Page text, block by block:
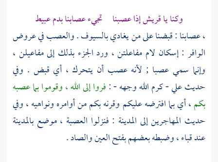
وكنا ياقريشإذا عصبنا تجيء عصابنا بدم عبيط
، عصابنا : قبضنا على من يغادي بالسيوف . والعصب في عروض
الوافر : إسكان لام مفاعلتن ، ورد الجزء بذلك إلى مفاعيلن ،
وإنما سمي عصبا ; لأنه عصب أن يتحرك ، أي قبض . وفي
حديثعلي- كرم الله وجهه - :فروا إلى الله ، وقوموا بما عصبه
بكم، أي بما افترضه عليكم وقرنه بكم من أوامره ونواهيه ، وفي
حديث المهاجرينإلى المدينة : فنزلوا العصبة ، موضع بالمدينة
عندقباء، وضبطه بعضهم بفتح العين والصاد .